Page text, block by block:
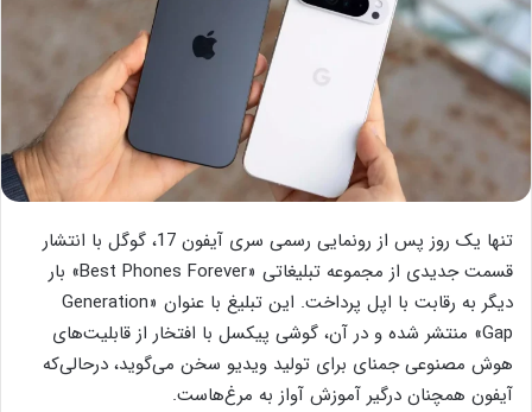
تنها یک روز پس از رونمایی رسمی سری آیفون 17، گوگل با انتشار
قسمت جدیدی از مجموعه تبلیغاتی «Best Phones Forever» بار
دیگر به رقابت با اپل پرداخت. این تبلیغ با عنوان «Generation
Gap» منتشر شده و در آن، گوشی پیکسل با افتخار از قابلیت‌های
هوش مصنوعی جمنای برای تولید ویدیو سخن می‌گوید، درحالی‌که
آیفون همچنان درگیر آموزش آواز به مرغ‌هاست.